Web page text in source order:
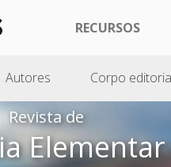
RECURSOS
Autores Corpo
Revista de
Elementar